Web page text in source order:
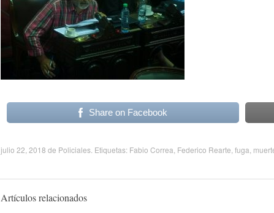
Share on Facebook
julio 22, 2018 de Policiales . Etiquetas: Fabio Correa Federico Rearte fuga
Artículos relacionados